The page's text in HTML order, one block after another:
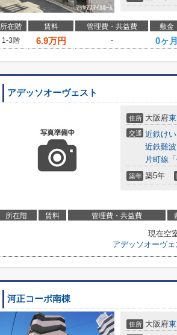
所在階 賃料 管理費・共益費 敷金
1-3階
6.9万円 - 0ヶ月
アデッソオーヴェスト
住所 大阪府
交通 近鉄け
近鉄難
片町線 「
築年 築5年
所在階 賃料 管理費・共益費
現在空
アデッソオーヴ
河正コーポ南棟
住所 大阪府